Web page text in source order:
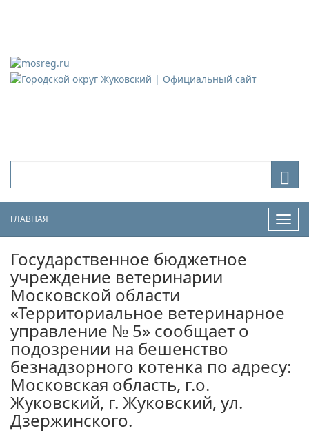
ГЛАВНАЯ
Государственное бюджетное
учреждение ветеринарии
Московской области
«Территориальное ветеринарное
управление № 5» сообщает о
подозрении на бешенство
безнадзорного котенка по адресу:
Московская область, г.о.
Жуковский, г. Жуковский, ул.
Дзержинского.